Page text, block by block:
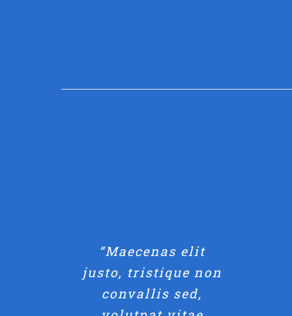
“Maecenas elit
justo, tristique non
convallis sed,